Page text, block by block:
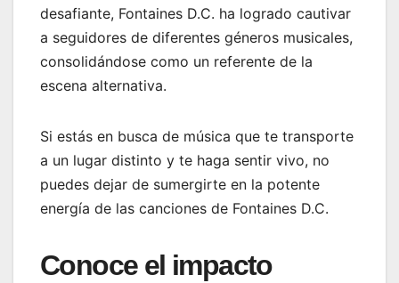
desafiante, Fontaines D.C. ha logrado cautivar
a seguidores de diferentes géneros musicales,
consolidándose como un referente de la
escena alternativa.
Si estás en busca de música que te transporte
a un lugar distinto y te haga sentir vivo, no
puedes dejar de sumergirte en la potente
energía de las canciones de Fontaines D.C.
Conoce el impacto